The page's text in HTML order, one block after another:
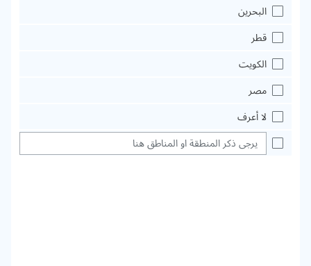
البحرين
قطر
الكويت
مصر
لا أعرف